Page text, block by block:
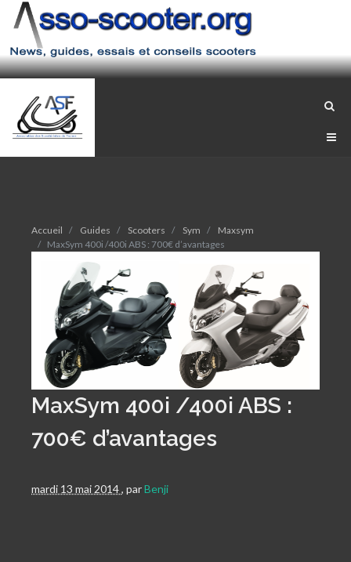
Accueil Guides Scooters Sym
Maxsym
MaxSym 400i /400i ABS : 700€ d’avantages
MaxSym 400i /400i ABS :
700€ d’avantages
mardi 13 mai 2014, parBenji